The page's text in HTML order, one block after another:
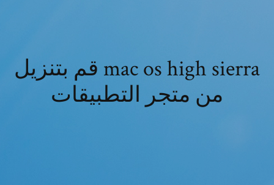
قم بتنزيل mac os high sierra
من متجر التطبيقات